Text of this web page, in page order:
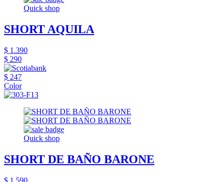
Quick shop
SHORT AQUILA
$ 1.390
$ 290
$ 247
Color
Quick shop
SHORT DE BAÑO BARONE
$ 1.590